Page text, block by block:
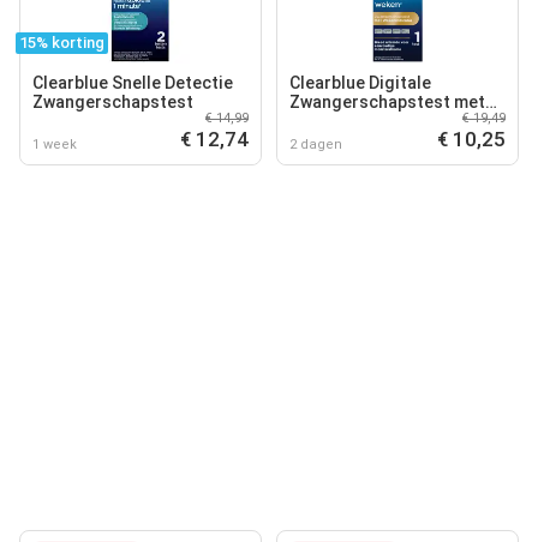
15% korting
Clearblue Snelle Detectie
Zwangerschapstest
1 week
€ 14,99
€ 12,74
Clearblue Digitale
Zwangerschapstest met
2 dagen
€ 19,49
€ 10,25